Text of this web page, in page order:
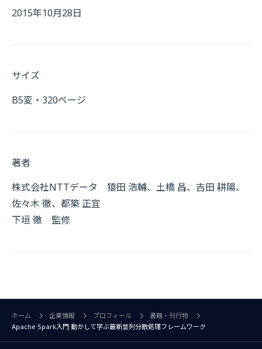
2015年10月28日
サイズ
B5変・320ページ
著者
株式会社NTTデータ 猿田 浩輔、土橋 昌、吉田 耕陽、
佐々木 徹、都築 正宜
下垣 徹 監修
ホーム 企業情報 プロフィール
書籍・刊行物
Apache Spark入門 動かして学ぶ最新並列分散処理フレームワーク